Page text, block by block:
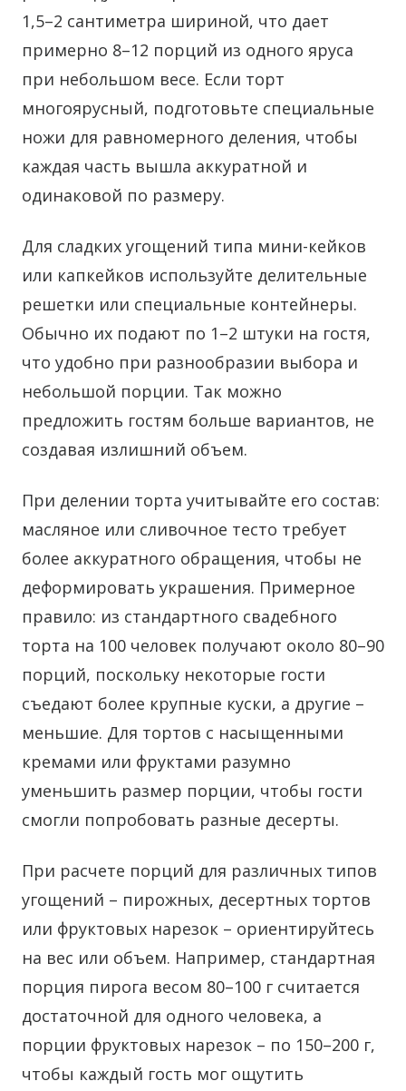
1,5–2 сантиметра шириной, что дает
примерно 8–12 порций из одного яруса
при небольшом весе. Если торт
многоярусный, подготовьте специальные
ножи для равномерного деления, чтобы
каждая часть вышла аккуратной и
одинаковой по размеру.
Для сладких угощений типа мини-кейков
или капкейков используйте делительные
решетки или специальные контейнеры.
Обычно их подают по 1–2 штуки на гостя,
что удобно при разнообразии выбора и
небольшой порции. Так можно
предложить гостям больше вариантов, не
создавая излишний объем.
При делении торта учитывайте его состав:
масляное или сливочное тесто требует
более аккуратного обращения, чтобы не
деформировать украшения. Примерное
правило: из стандартного свадебного
торта на 100 человек получают около 80–90
порций, поскольку некоторые гости
съедают более крупные куски, а другие –
меньшие. Для тортов с насыщенными
кремами или фруктами разумно
уменьшить размер порции, чтобы гости
смогли попробовать разные десерты.
При расчете порций для различных типов
угощений – пирожных, десертных тортов
или фруктовых нарезок – ориентируйтесь
на вес или объем. Например, стандартная
порция пирога весом 80–100 г считается
достаточной для одного человека, а
порции фруктовых нарезок – по 150–200 г,
чтобы каждый гость мог ощутить